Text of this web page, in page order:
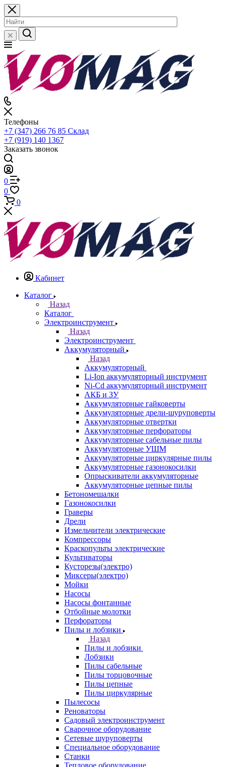
Телефоны
+7 (347) 266 76 85 Склад
+7 (919) 140 1367
Заказать звонок
0
0
0
Кабинет
Каталог
Назад
Каталог
Электроинструмент
Назад
Электроинструмент
Аккумуляторный
Назад
Аккумуляторный
Li-Ion аккумуляторный инструмент
Ni-Cd аккумуляторный инструмент
АКБ и ЗУ
Аккумуляторные гайковерты
Аккумуляторные дрели-шуруповерты
Аккумуляторные отвертки
Аккумуляторные перфораторы
Аккумуляторные сабельные пилы
Аккумуляторные УШМ
Аккумуляторные циркулярные пилы
Аккумуляторные газонокосилки
Опрыскиватели аккумуляторные
Аккумуляторные цепные пилы
Бетономешалки
Газонокосилки
Граверы
Дрели
Измельчители электрические
Компрессоры
Краскопульты электрические
Культиваторы
Кусторезы(электро)
Миксеры(электро)
Мойки
Насосы
Насосы фонтанные
Отбойные молотки
Перфораторы
Пилы и лобзики
Назад
Пилы и лобзики
Лобзики
Пилы сабельные
Пилы торцовочные
Пилы цепные
Пилы циркулярные
Пылесосы
Реноваторы
Садовый электроинструмент
Сварочное оборудование
Сетевые шуруповерты
Специальное оборудование
Станки
Тепловое оборудование